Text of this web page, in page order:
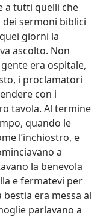
a tutti quelli che
sermoni biblici
giorni la
ascolto. Non
era ospitale,
i proclamatori
con i
tavola. Al termine
quando le
l’inchiostro, e
a
la benevola
e fermatevi per
bestia era messa al
parlavano a